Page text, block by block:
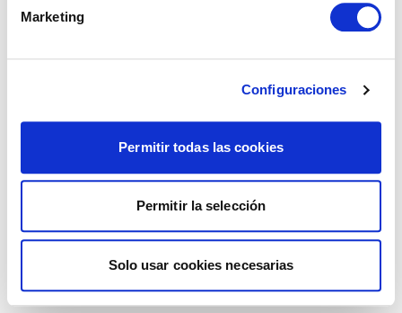
Marketing
Configuraciones
Permitir todas las cookies
Permitir la selección
Solo usar cookies necesarias